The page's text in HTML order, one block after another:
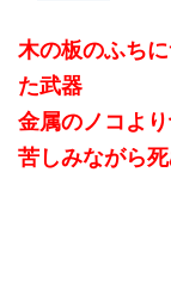
木の板のふち
た武器
金属のノコよ
苦しみながら